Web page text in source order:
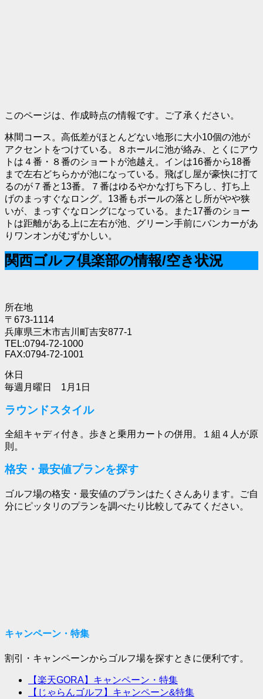
このページは、作成時点の情報です。ご了承ください。
林間コース。高低差がほとんどない地形に大小10個の池が
アクセントをつけている。８ホールに池が絡み、とくにアウ
トは４番・８番のショートが池越え。インは16番から18番
まで左右どちらかが池になっている。飛ばし屋が豪快に打て
るのが７番と13番。７番はゆるやかな打ち下ろし、打ち上
げのまっすぐなロング。13番もボールの落とし所がやや狭
いが、まっすぐなロングになっている。また17番のショー
トは距離がある上に左右が池、グリーン手前にバンカーがあ
りワンオンがむずかしい。
関西ゴルフ倶楽部の情報/空き状況
所在地
〒673-1114
兵庫県三木市吉川町吉安877-1
TEL:0794-72-1000
FAX:0794-72-1001
休日
毎週月曜日 1月1日
ラウンドスタイル
全組キャディ付き。歩きと乗用カートの併用。１組４人が原
則。
格安・最安値プランを探す
ゴルフ場の格安・最安値のプランはたくさんあります。ご自
分にピッタリのプランを調べたり比較してみてください。
キャンペーン・特集
割引・キャンペーンからゴルフ場を探すときに便利です。
【楽天GORA】キャンペーン・特集
【じゃらんゴルフ】キャンペーン&特集